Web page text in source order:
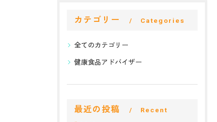
カテゴリー Categories
全てのカテゴリー
健康食品アドバイザー
最近の投稿
Recent